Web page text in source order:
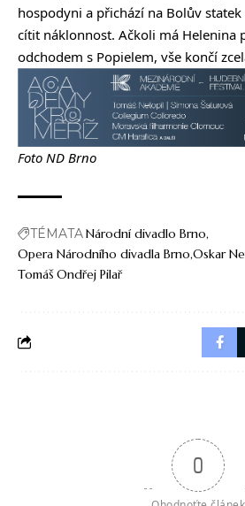
hospodyni a přichází na Bolův
cítit náklonnost. Ačkoli má Helenina
odchodem s Popielem, vše končí
Foto ND Brno
TÉMATANárodní divadlo Brno
Opera Národního divadla Brno Oskar
Tomáš Ondřej Pilař
0